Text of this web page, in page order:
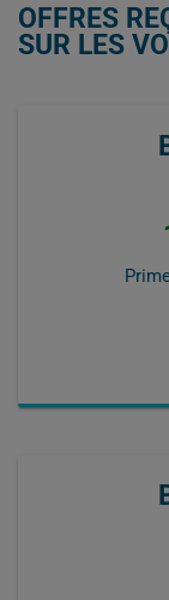
OFFRES
SUR LES